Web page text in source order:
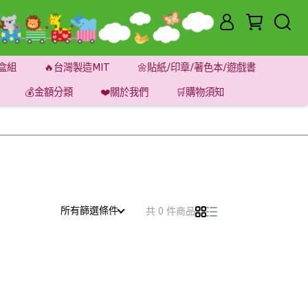
組 🔥台灣製造MIT 🌼貼紙/印章/著色本/遊戲書
💰金額分類 ❤️關於我們 🛒購物須知
所有篩選條件 共 0 件商品